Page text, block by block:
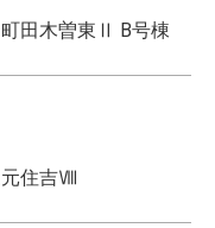
田木曽東Ⅱ B号棟
元住吉Ⅷ